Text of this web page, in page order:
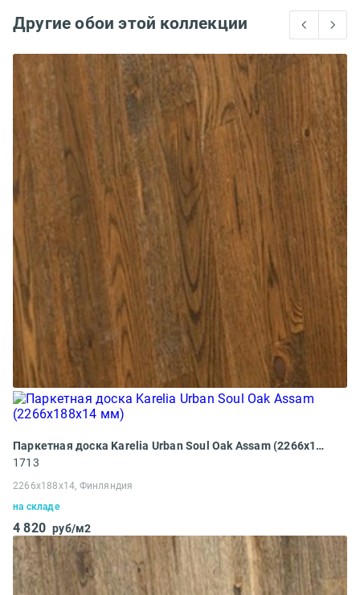
Другие обои этой коллекции
Паркетная доска Karelia Urban Soul Oak Assam (2266х188х14 мм)
1713
2266х188х14, Финляндия
на складе
4 820 руб/м2